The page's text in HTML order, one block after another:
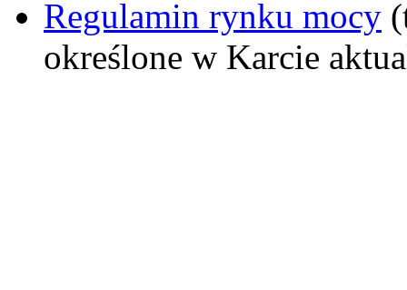
Regulamin rynku mocy
określone w Karcie